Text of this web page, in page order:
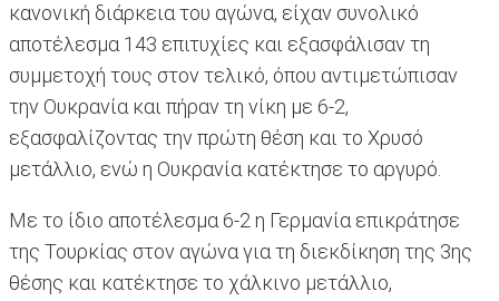
κανονική διάρκεια του αγώνα, είχαν συνολικό
αποτέλεσμα 143 επιτυχίες και εξασφάλισαν τη
συμμετοχή τους στον τελικό, όπου αντιμετώπισαν
την Ουκρανία και πήραν τη νίκη με 6-2,
εξασφαλίζοντας την πρώτη θέση και το Χρυσό
μετάλλιο, ενώ η Ουκρανία κατέκτησε το αργυρό.
Με το ίδιο αποτέλεσμα 6-2 η Γερμανία επικράτησε
της Τουρκίας στον αγώνα για τη διεκδίκηση της 3ης
θέσης και κατέκτησε το χάλκινο μετάλλιο,